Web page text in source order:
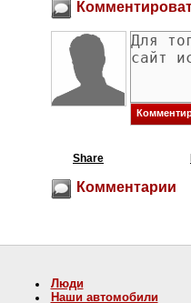
Share
Комментарии
Люди
Наши автомобили